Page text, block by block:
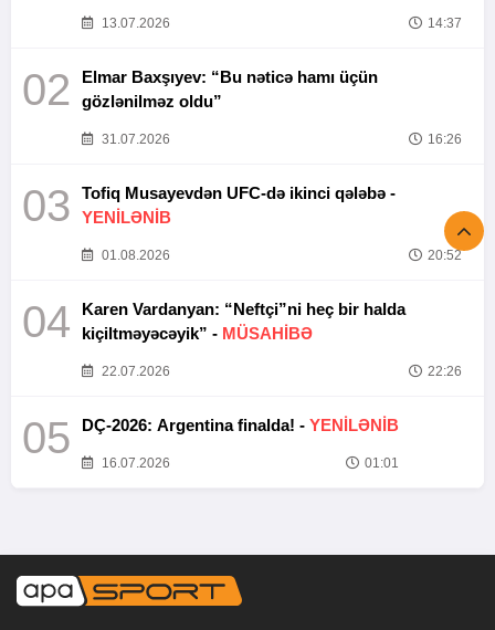
13.07.2026 14:37
02
Elmar Baxşıyev: “Bu nəticə hamı üçün
gözlənilməz oldu”
31.07.2026 16:26
03
Tofiq Musayevdən UFC-də ikinci qələbə -
YENİLƏNİB
01.08.2026 20:52
04
Karen Vardanyan: “Neftçi”ni heç bir halda
kiçiltməyəcəyik” - MÜSAHİBƏ
22.07.2026 22:26
05 DÇ-2026: Argentina finalda! - YENİLƏNİB
16.07.2026 01:01